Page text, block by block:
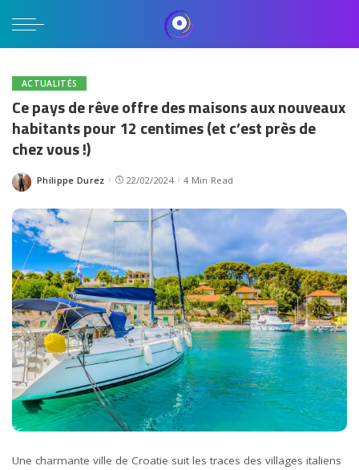
ACTUALITÉS
Ce pays de rêve offre des maisons aux nouveaux
habitants pour 12 centimes (et c’est près de
chez vous !)
Posted
Philippe Durez 22/02/2024 4 Min Read
Une charmante ville de Croatie suit les traces des villages italiens